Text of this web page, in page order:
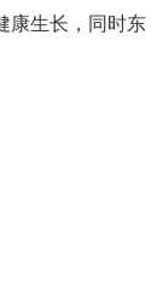
康生长，同时东